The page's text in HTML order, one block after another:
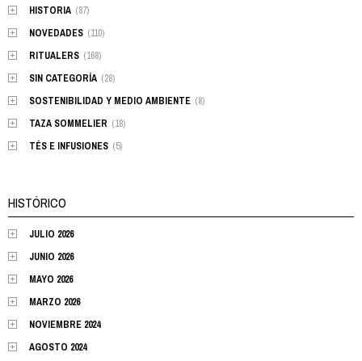
HISTORIA (87)
NOVEDADES (110)
RITUALERS (168)
SIN CATEGORÍA (28)
SOSTENIBILIDAD Y MEDIO AMBIENTE (8)
TAZA SOMMELIER (18)
TÉS E INFUSIONES (5)
HISTÓRICO
JULIO 2026
JUNIO 2026
MAYO 2026
MARZO 2026
NOVIEMBRE 2024
AGOSTO 2024